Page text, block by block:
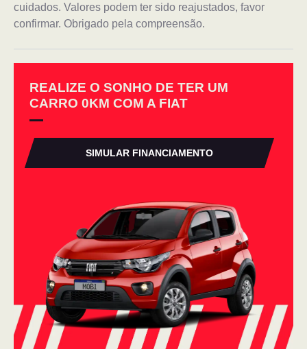
cuidados. Valores podem ter sido reajustados, favor
confirmar. Obrigado pela compreensão.
REALIZE O SONHO DE TER UM
CARRO 0KM COM A FIAT
SIMULAR FINANCIAMENTO